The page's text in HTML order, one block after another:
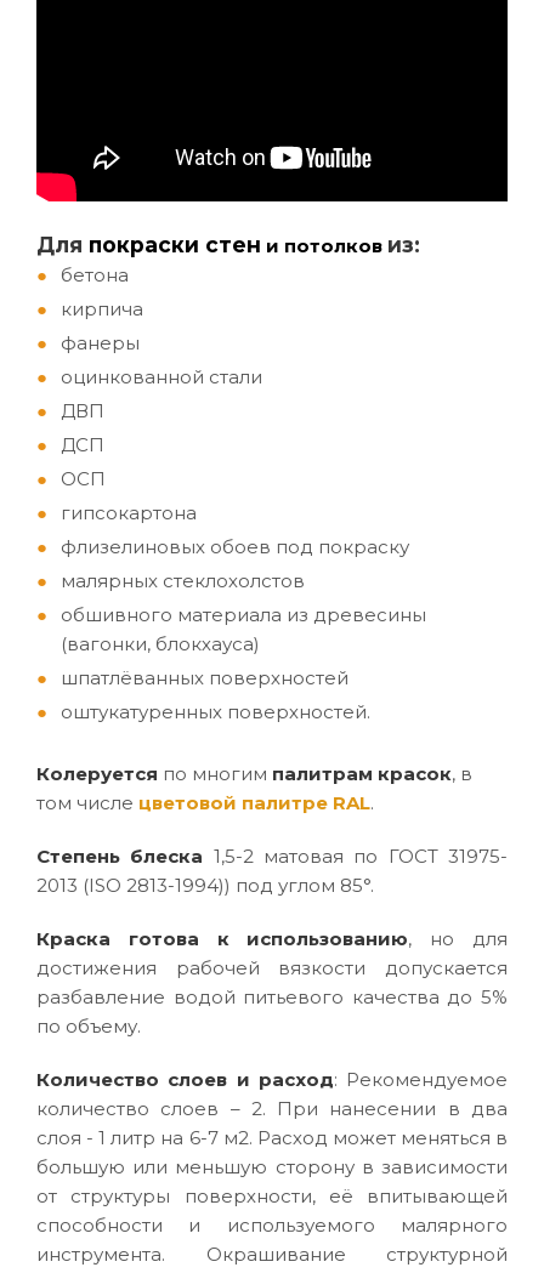
Для покраски стен и потолков из:
бетона
кирпича
фанеры
оцинкованной стали
ДВП
ДСП
ОСП
гипсокартона
флизелиновых обоев под покраску
малярных стеклохолстов
обшивного материала из древесины
(вагонки, блокхауса)
шпатлёванных поверхностей
оштукатуренных поверхностей.
Колеруется по многим палитрам красок, в
том числе цветовой палитре RAL.
Степень блеска 1,5-2 матовая по ГОСТ 31975-
2013 (ISO 2813-1994)) под углом 85°.
Краска готова к использованию, но для
достижения рабочей вязкости допускается
разбавление водой питьевого качества до 5%
по объему.
Количество слоев и расход: Рекомендуемое
количество слоев – 2. При нанесении в два
слоя - 1 литр на 6-7 м2. Расход может меняться в
большую или меньшую сторону в зависимости
от структуры поверхности, её впитывающей
способности и используемого малярного
инструмента. Окрашивание структурной